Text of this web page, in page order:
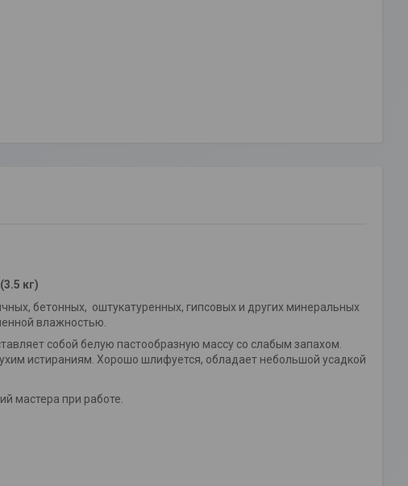
кг)
бетонных, оштукатуренных, гипсовых и других минеральных
влажностью.
собой белую пастообразную массу со слабым запахом.
истираниям. Хорошо шлифуется, обладает небольшой усадкой
мастера при работе.